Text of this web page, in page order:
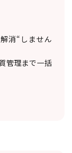
消“しません
管理まで一括